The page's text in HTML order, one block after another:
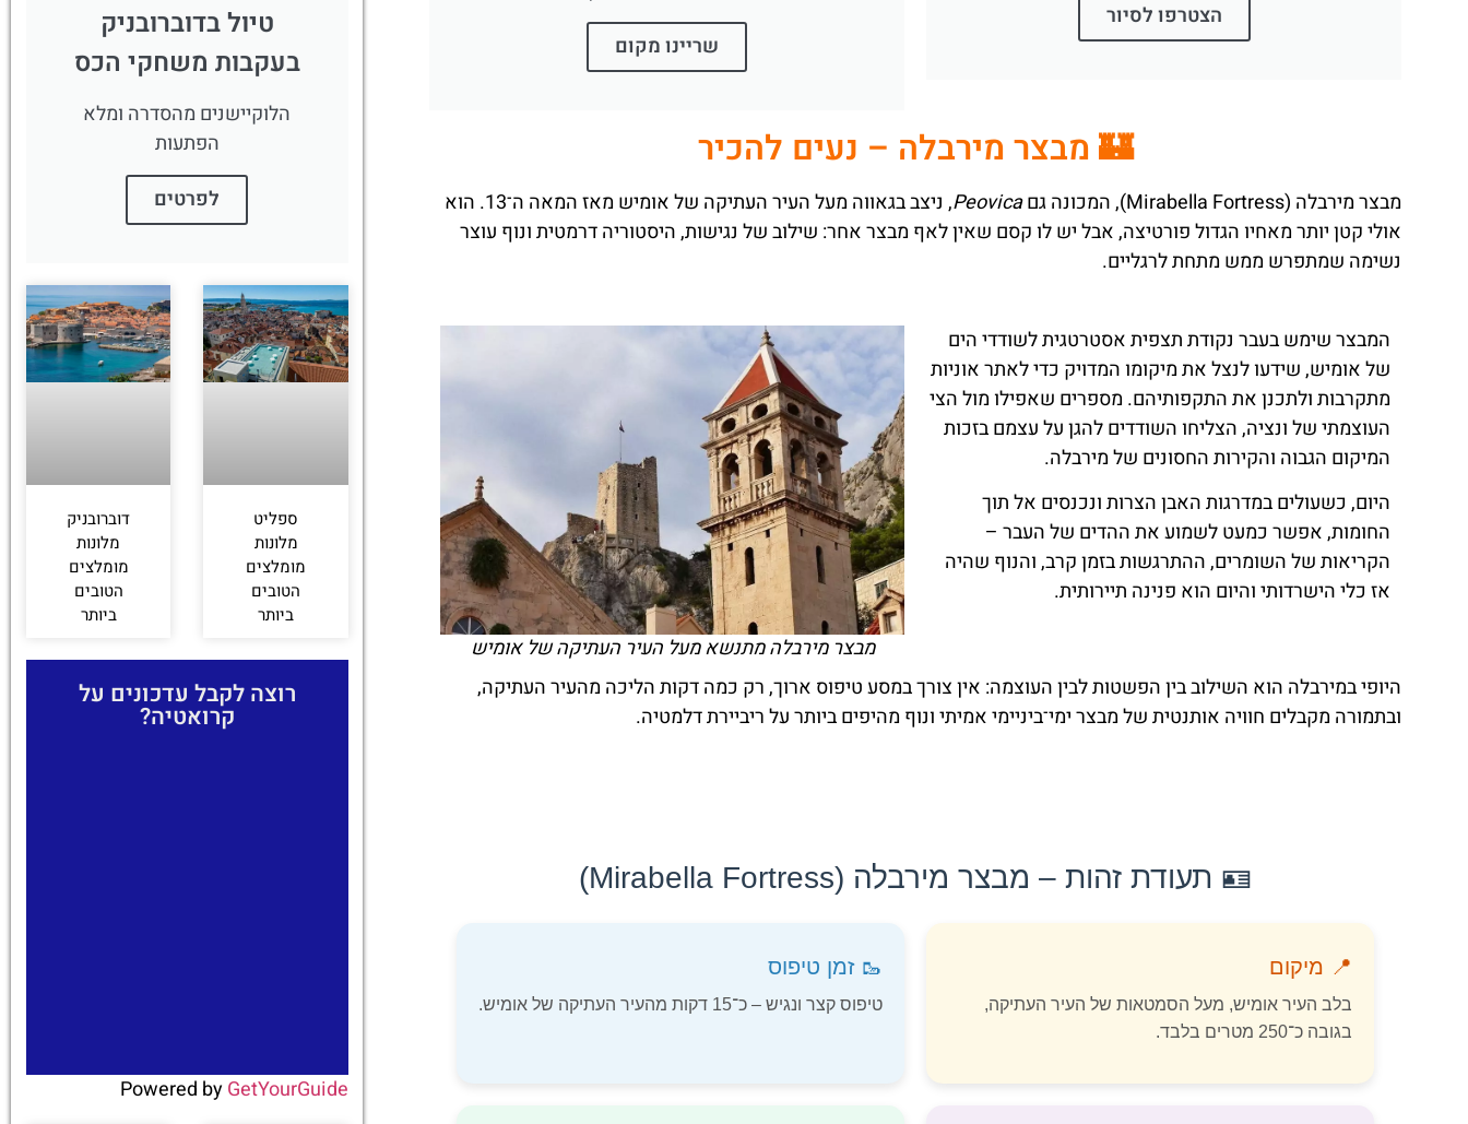
הצטרפו לסיור
שריינו מקום
🏰 מבצר מירבלה – נעים להכיר
מבצר מירבלה (Mirabella Fortress), המכונה גם Peovica
, ניצב בגאווה מעל העיר העתיקה של אומיש מאז המאה ה־13. הוא
אולי קטן יותר מאחיו הגדול פורטיצה, אבל יש לו קסם שאין לאף מבצר אחר: שילוב של נגישות, היסטוריה דרמטית ונוף עוצר
נשימה שמתפרש ממש מתחת לרגליים.
המבצר שימש בעבר נקודת תצפית אסטרטגית לשודדי הים
של אומיש, שידעו לנצל את מיקומו המדויק כדי לאתר אוניות
מתקרבות ולתכנן את התקפותיהם. מספרים שאפילו מול הצי
העוצמתי של ונציה, הצליחו השודדים להגן על עצמם בזכות
המיקום הגבוה והקירות החסונים של מירבלה.
היום, כשעולים במדרגות האבן הצרות ונכנסים אל תוך
החומות, אפשר כמעט לשמוע את ההדים של העבר –
הקריאות של השומרים, ההתרגשות בזמן קרב, והנוף שהיה
אז כלי הישרדותי והיום הוא פנינה תיירותית.
מבצר מירבלה מתנשא מעל העיר העתיקה של אומיש
היופי במירבלה הוא השילוב בין הפשטות לבין העוצמה: אין צורך במסע טיפוס ארוך, רק כמה דקות הליכה מהעיר העתיקה,
ובתמורה מקבלים חוויה אותנטית של מבצר ימי־ביניימי אמיתי ונוף מהיפים ביותר על ריביירת דלמטיה.
🪪 תעודת זהות – מבצר מירבלה (Mirabella Fortress)
📍 מיקום
בלב העיר אומיש, מעל הסמטאות של העיר העתיקה,
בגובה כ־250 מטרים בלבד.
🥾 זמן טיפוס
טיפוס קצר ונגיש – כ־15 דקות מהעיר העתיקה של אומיש.
טיול בדוברובניק
בעקבות משחקי הכס
הלוקיישנים מהסדרה ומלא
הפתעות
לפרטים
ספליט
מלונות
מומלצים
הטובים
ביותר
דוברובניק
מלונות
מומלצים
הטובים
ביותר
רוצה לקבל עדכונים על
קרואטיה?
Powered byGetYourGuide